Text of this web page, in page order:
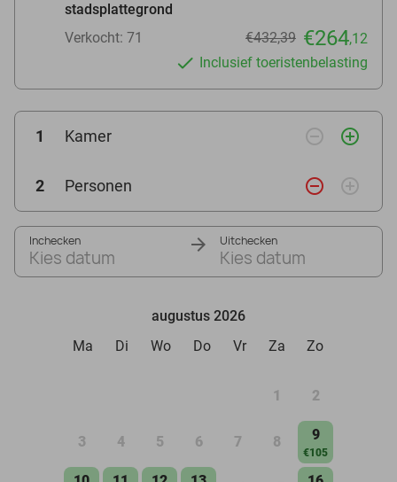
stadsplattegrond
Verkocht: 71 €432,39 €264,12
Inclusief toeristenbelasting
1 Kamer remove_circle_outline add_circle_outline
2 Personen remove_circle_outline add_circle_outline
Inchecken
Kies datum
Uitchecken
Kies datum
augustus 2026
Ma
Di Wo Do Vr Za Zo
1 2
3 4 5 6 7 8 9
€105